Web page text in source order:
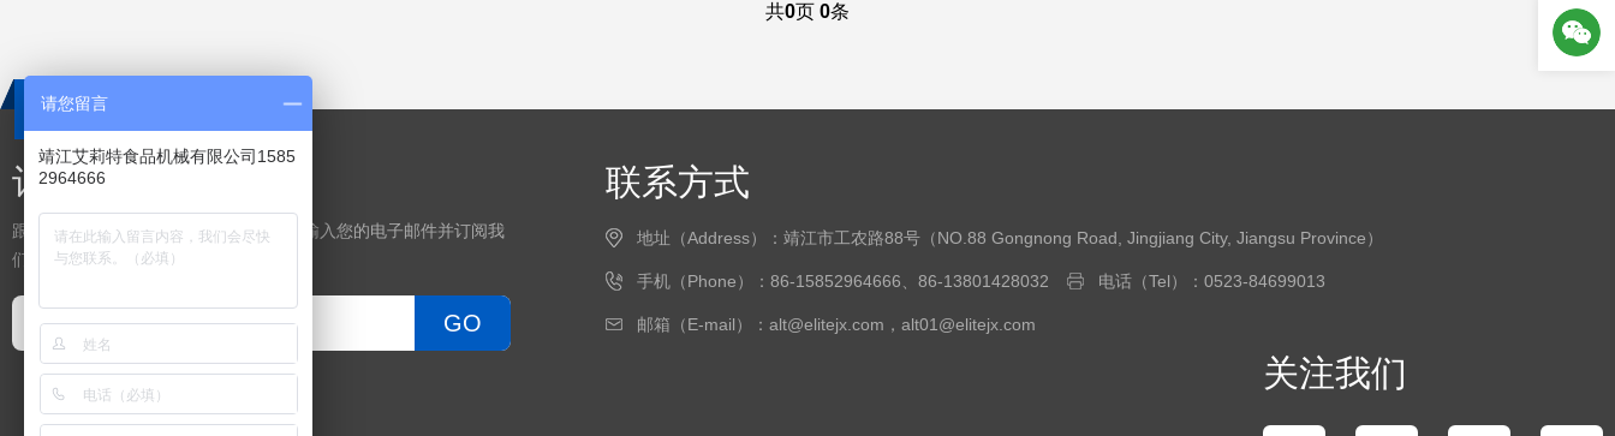
共0页 0条
订阅
跟上我们不断发展的产品功能和技术。 输入您的电子邮件并订阅我
们的时事通讯。
GO
联系方式
地址（Address）：靖江市工农路88号（NO.88 Gongnong Road, Jingjiang City, Jiangsu Province）
手机（Phone）：86-15852964666、86-13801428032 电话（Tel）：0523-84699013
邮箱（E-mail）：alt@elitejx.com，alt01@elitejx.com
关注我们
请您留言
靖江艾莉特食品机械有限公司1585
2964666